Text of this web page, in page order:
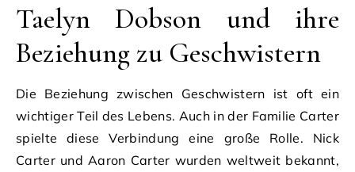
Taelyn Dobson und ihre
Beziehung zu Geschwistern
Die Beziehung zwischen Geschwistern ist oft ein
wichtiger Teil des Lebens. Auch in der Familie Carter
spielte diese Verbindung eine große Rolle. Nick
Carter und Aaron Carter wurden weltweit bekannt,